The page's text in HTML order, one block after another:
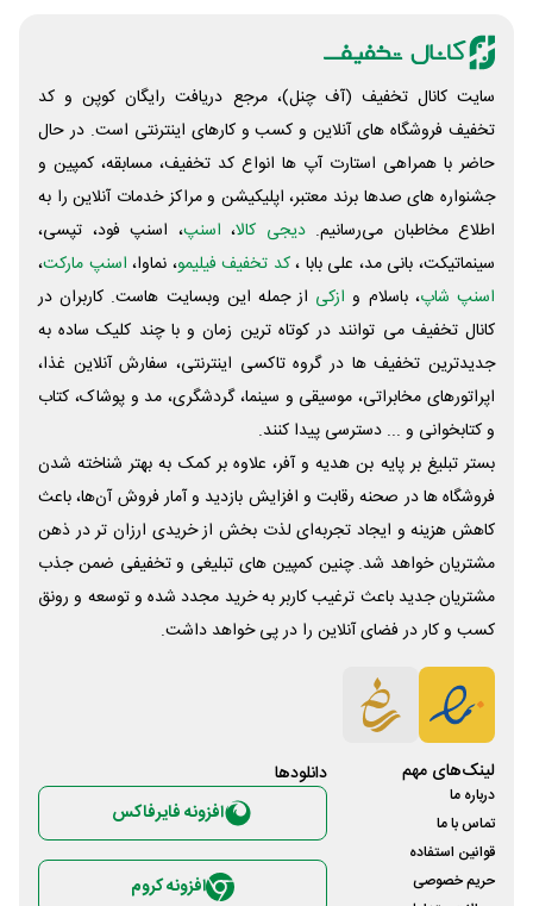
سایت کانال تخفیف (آف چنل)، مرجع دریافت رایگان کوپن و کد
تخفیف فروشگاه های آنلاین و کسب و‌ کارهای اینترنتی است. در حال
حاضر با همراهی استارت آپ ها انواع کد تخفیف، مسابقه، کمپین و
جشنواره های صدها برند معتبر، اپلیکیشن و مراکز خدمات آنلاین را به
اطلاع مخاطبان می‌رسانیم. دیجی کالا، اسنپ، اسنپ فود، تپسی،
سینماتیکت، بانی مد، علی‌ بابا ،کد تخفیف فیلیمو، نماوا، اسنپ مارکت،
اسنپ شاپ، باسلام و ازکی از جمله این وبسایت ‌هاست. کاربران در
کانال تخفیف می توانند در کوتاه ترین زمان و با چند کلیک ساده به
جدیدترین تخفیف ها در گروه تاکسی اینترنتی، سفارش آنلاین غذا،
اپراتورهای مخابراتی، موسیقی و سینما، گردشگری، مد و پوشاک، کتاب
و کتابخوانی و ... دسترسی پیدا کنند.
بستر تبلیغ بر پایه بن هدیه و آفر، علاوه بر کمک به بهتر شناخته شدن
فروشگاه ها در صحنه رقابت و افزایش بازدید و آمار فروش آن‌ها، باعث
کاهش هزینه و ایجاد تجربه‌ای لذت بخش از خریدی ارزان تر در ذهن
مشتریان خواهد شد. چنین کمپین های تبلیغی و تخفیفی ضمن جذب
مشتریان جدید باعث ترغیب کاربر به خرید مجدد شده و توسعه و رونق
کسب و کار در فضای آنلاین را در پی خواهد داشت.
لینک‌های مهم
درباره ما
تماس با ما
قوانین استفاده
حریم خصوصی
دانلود‌ها
افزونه فایرفاکس
افزونه کروم